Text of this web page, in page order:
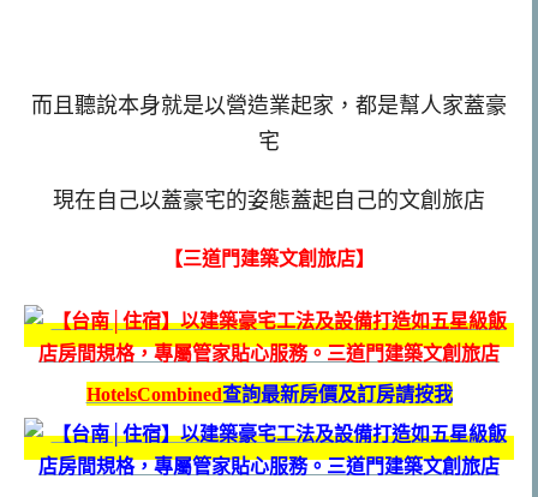
而且聽說本身就是以營造業起家，都是幫人家蓋豪
宅
現在自己以蓋豪宅的姿態蓋起自己的文創旅店
【三道門建築文創旅店】
HotelsCombined查詢最新房價及訂房請按我